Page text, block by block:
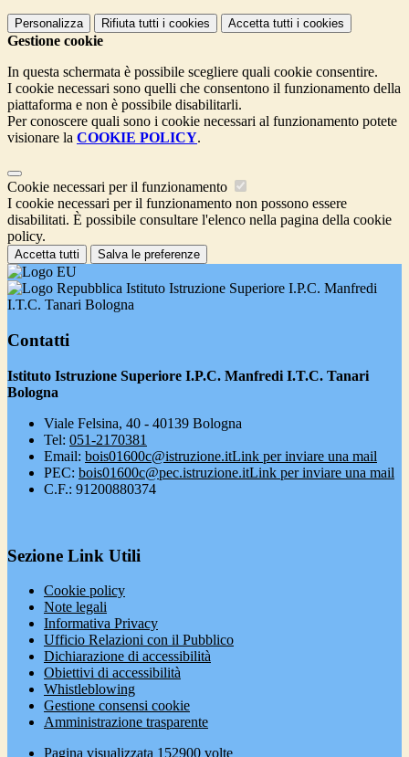
Personalizza Rifiuta tutti i cookies Accetta tutti i cookies
Gestione cookie
In questa schermata è possibile scegliere quali cookie consentire.
I cookie necessari sono quelli che consentono il funzionamento della
piattaforma e non è possibile disabilitarli.
Per conoscere quali sono i cookie necessari al funzionamento potete
visionare la COOKIE POLICY.
Cookie necessari per il funzionamento
I cookie necessari per il funzionamento non possono essere
disabilitati. È possibile consultare l'elenco nella pagina della cookie
policy.
Accetta tutti Salva le preferenze
Istituto Istruzione Superiore I.P.C. Manfredi
I.T.C. Tanari Bologna
Contatti
Istituto Istruzione Superiore I.P.C. Manfredi I.T.C. Tanari
Bologna
Viale Felsina, 40 - 40139 Bologna
Tel: 051-2170381
Email: bois01600c@istruzione.itLink per inviare una mail
PEC: bois01600c@pec.istruzione.itLink per inviare una mail
C.F.: 91200880374
Sezione Link Utili
Cookie policy
Note legali
Informativa Privacy
Ufficio Relazioni con il Pubblico
Dichiarazione di accessibilità
Obiettivi di accessibilità
Whistleblowing
Gestione consensi cookie
Amministrazione trasparente
Pagina visualizzata 152900 volte